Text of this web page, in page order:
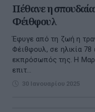
Πέθανε η
Φέιθφουλ
Έφυγε από τη ζωή η
Φέιθφουλ, σε ηλικία
εκπρόσωπός της. Η
επιτ...
30 Ιανουαρίου 2025